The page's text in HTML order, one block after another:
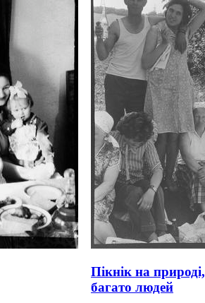
Пікнік на природі,
багато людей